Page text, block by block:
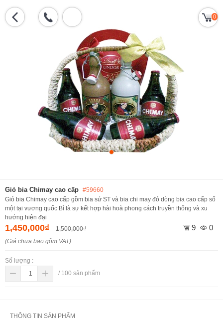
0
Giỏ bia Chimay cao cấp #59660
Giỏ bia Chimay cao cấp gồm bia sứ ST và bia chi may đỏ dòng bia cao cấp số
một tại vương quốc Bỉ là sự kết hợp hài hoà phong cách truyền thống và xu
hướng hiện đại
1,450,000₫ 1,500,000₫ 9 0
(Giá chưa bao gồm VAT)
Số lượng :
/ 100 sản phẩm
THÔNG TIN SẢN PHẨM